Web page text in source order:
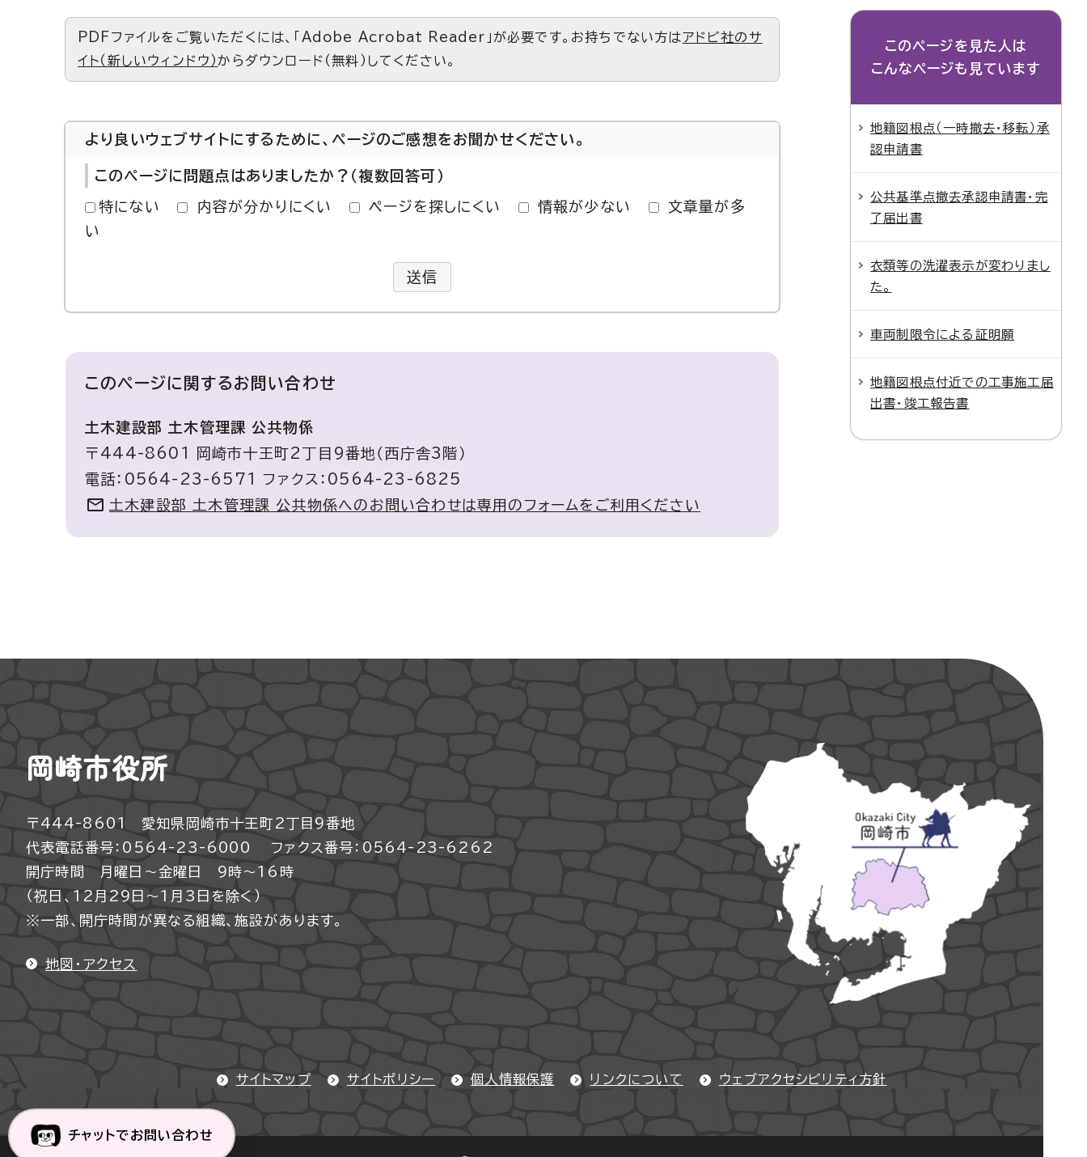
PDFファイルをご覧いただくには、「Adobe Acrobat Reader」が必要です。お持ちでない方はアドビ社のサ
イト（新しいウィンドウ）からダウンロード（無料）してください。
より良いウェブサイトにするために、ページのご感想をお聞かせください。
このページに問題点はありましたか？（複数回答可）
特にない 内容が分かりにくい ページを探しにくい 情報が少ない
文章量が多
い
送信
このページに関するお問い合わせ
土木建設部 土木管理課 公共物係
〒444-8601 岡崎市十王町2丁目9番地（西庁舎3階）
電話：0564-23-6571 ファクス：0564-23-6825
土木建設部 土木管理課 公共物係へのお問い合わせは専用のフォームをご利用ください
このページを見た人は
こんなページも見ています
地籍図根点（一時撤去・移転）承
認申請書
公共基準点撤去承認申請書・完
了届出書
衣類等の洗濯表示が変わりまし
た。
車両制限令による証明願
地籍図根点付近での工事施工届
出書・竣工報告書
岡崎市役所
〒444-8601 愛知県岡崎市十王町2丁目9番地
代表電話番号：0564-23-6000
ファクス番号：0564-23-6262
開庁時間 月曜日～金曜日 9時～16時
（祝日、12月29日～1月3日を除く）
※一部、開庁時間が異なる組織、施設があります。
地図・アクセス
サイトマップ サイトポリシー 個人情報保護 リンクについて ウェブアクセシビリティ方針
チャットでお問い合わせ